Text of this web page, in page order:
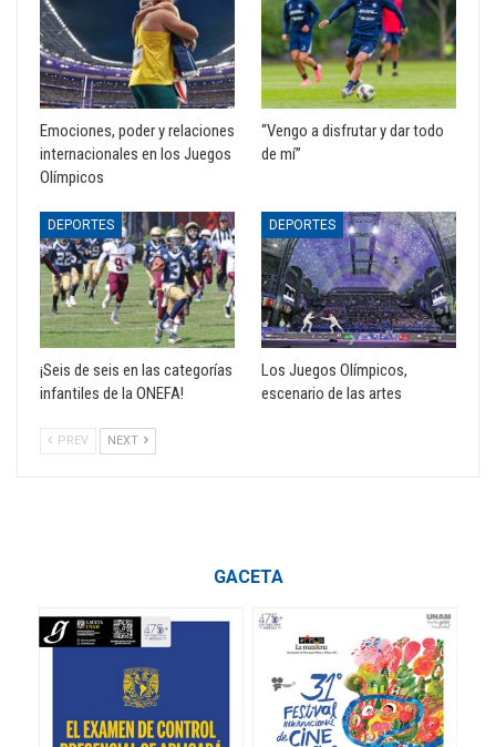
Emociones, poder y relaciones
internacionales en los Juegos
Olímpicos
“Vengo a disfrutar y dar todo
de mí”
DEPORTES
¡Seis de seis en las categorías
infantiles de la ONEFA!
DEPORTES
Los Juegos Olímpicos,
escenario de las artes
PREV NEXT
GACETA